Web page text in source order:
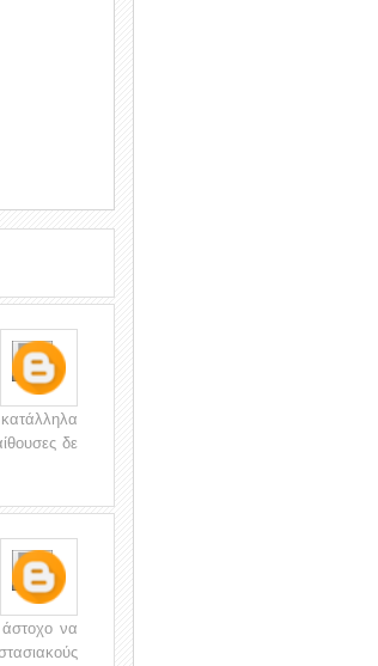
κατάλληλα
δε
να